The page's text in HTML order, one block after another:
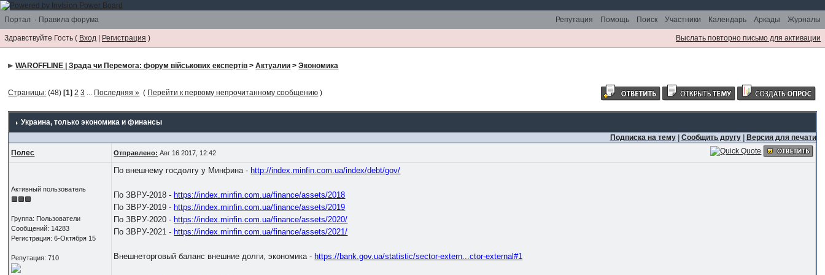
Портал · Правила форума Репутация Помощь Поиск Участники Календарь Аркады Журналы
Здравствуйте Гость ( Вход | Регистрация ) Выслать повторно письмо для активации
WAROFFLINE | Зрада чи Перемога: форум військових експертів >Актуалии >Экономика
Страницы: (48)[1] 2 3 ... Последняя » ( Перейти к первому непрочитанному сообщению )
Украина, только экономика и финансы
Подписка на тему| Сообщить другу| Версия для печати
Полес
Отправлено: Авг 16 2017, 12:42
Активный пользователь
Группа: Пользователи
Сообщений: 14283
Регистрация: 6-Октября 15
Репутация: 710
По внешнему госдолгу у Минфина - http://index.minfin.com.ua/index/debt/gov/
По ЗВРУ-2018 - https://index.minfin.com.ua/finance/assets/2018
По ЗВРУ-2019 - https://index.minfin.com.ua/finance/assets/2019
По ЗВРУ-2020 - https://index.minfin.com.ua/finance/assets/2020/
По ЗВРУ-2021 - https://index.minfin.com.ua/finance/assets/2021/
Внешнеторговый баланс внешние долги, экономика - https://bank.gov.ua/statistic/sector-extern...ctor-external#1